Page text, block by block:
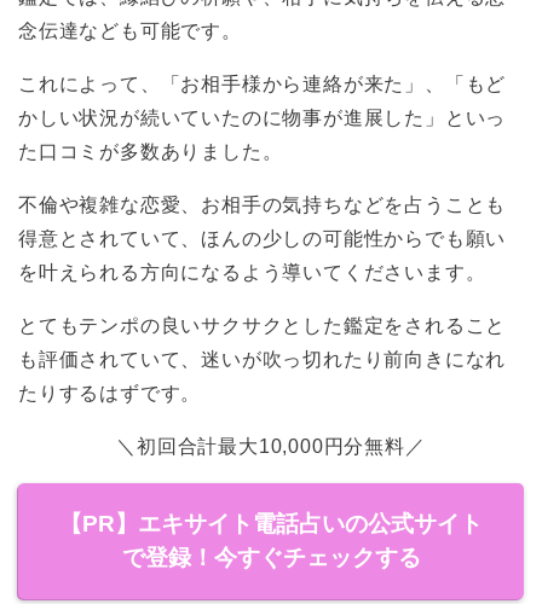
念伝達なども可能です。
これによって、「お相手様から連絡が来た」、「もど
かしい状況が続いていたのに物事が進展した」といっ
た口コミが多数ありました。
不倫や複雑な恋愛、お相手の気持ちなどを占うことも
得意とされていて、ほんの少しの可能性からでも願い
を叶えられる方向になるよう導いてくださいます。
とてもテンポの良いサクサクとした鑑定をされること
も評価されていて、迷いが吹っ切れたり前向きになれ
たりするはずです。
＼初回合計最大10,000円分無料／
【PR】エキサイト電話占いの公式サイト
で登録！今すぐチェックする